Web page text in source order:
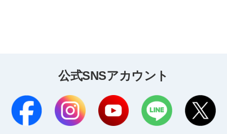
公式SNSアカウント